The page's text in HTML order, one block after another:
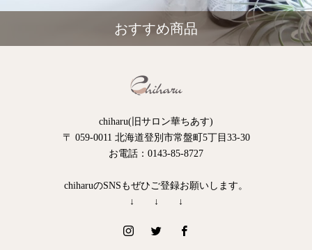
おすすめ商品
chiharu(旧サロン華ちあす)
〒 059-0011 北海道登別市常盤町5丁目33-30
お電話：0143-85-8727
chiharuのSNSもぜひご登録お願いします。
↓ ↓ ↓